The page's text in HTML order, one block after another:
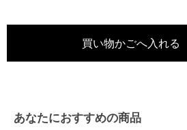
あなたにおすすめの商品